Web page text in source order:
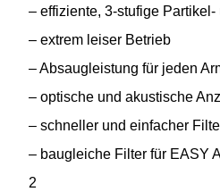
– effiziente, 3-stufige Partikel-
– extrem leiser Betrieb
– Absaugleistung für jeden
– optische und akustische
– schneller und einfacher
– baugleiche Filter für EASY
2